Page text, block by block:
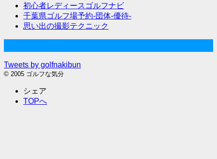
初心者レディースゴルフナビ
千葉県ゴルフ場予約-団体-優待-
思い出の撮影テクニック
Tweets by golfnakibun
© 2005 ゴルフな気分
シェア
TOPへ